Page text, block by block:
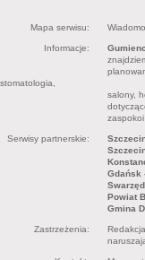
Mapa serwisu:
Informacje:
stomatologia,
salony,
zaspokoi
Serwisy partnerskie:
Gdańsk
Powiat
Gmina
Zastrzeżenia: